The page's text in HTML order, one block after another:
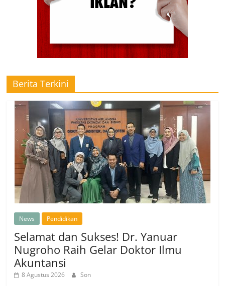
Berita Terkini
News Pendidikan
Selamat dan Sukses! Dr. Yanuar
Nugroho Raih Gelar Doktor Ilmu
Akuntansi
8 Agustus 2026 Son